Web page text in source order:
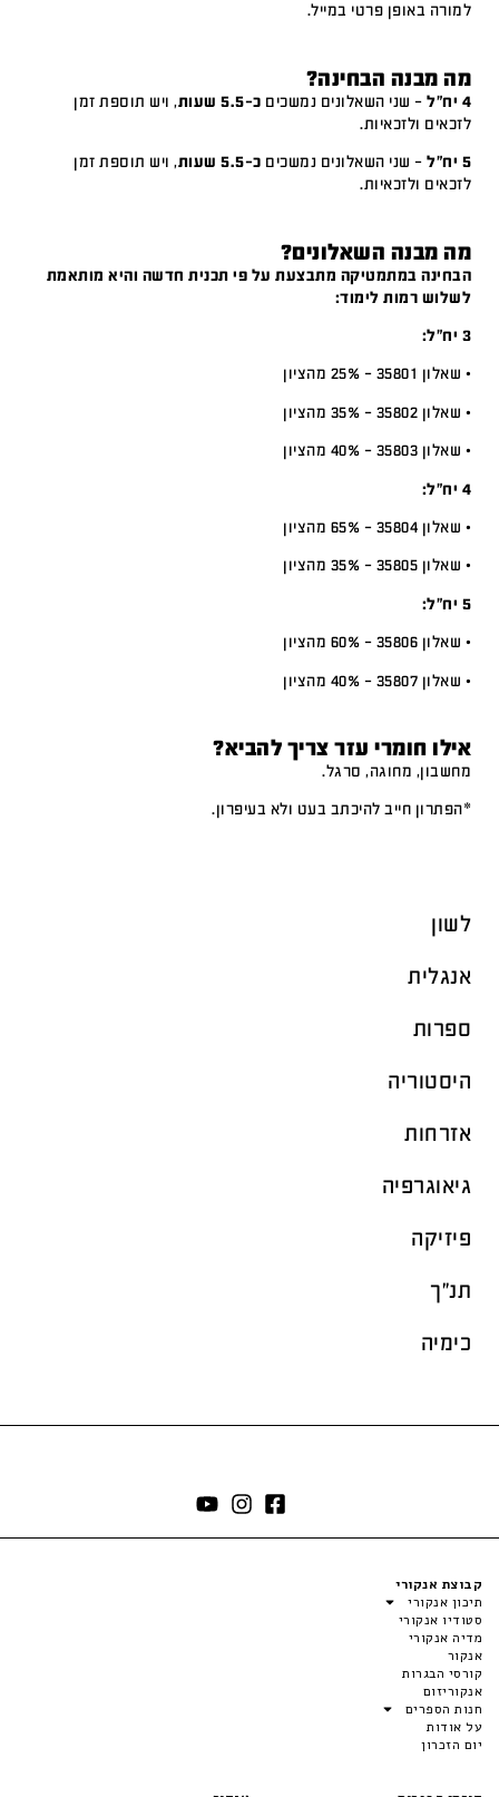
למורה באופן פרטי במייל.
מה מבנה הבחינה?
4 יח"ל – שני השאלונים נמשכים כ-5.5 שעות
, ויש תוספת זמן
לזכאים ולזכאיות.
5 יח"ל – שני השאלונים נמשכים כ-5.5 שעות
, ויש תוספת זמן
לזכאים ולזכאיות.
מה מבנה השאלונים?
הבחינה במתמטיקה מתבצעת על פי תכנית חדשה והיא מותאמת
לשלוש רמות לימוד:
3 יח”ל:
• שאלון 35801 – 25% מהציון
• שאלון 35802 – 35% מהציון
• שאלון 35803 – 40% מהציון
4 יח”ל:
• שאלון 35804 – 65% מהציון
• שאלון 35805 – 35% מהציון
5 יח”ל:
• שאלון 35806 – 60% מהציון
• שאלון 35807 – 40% מהציון
אילו חומרי עזר צריך להביא?
מחשבון, מחוגה, סרגל.
*הפתרון חייב להיכתב בעט ולא בעיפרון.
לשון
אנגלית
ספרות
היסטוריה
אזרחות
גיאוגרפיה
פיזיקה
תנ"ך
כימיה
קבוצת אנקורי
תיכון אנקורי
סטודיו אנקורי
מדיה אנקורי
אנקור
קורסי הבגרות
אנקוריזום
חנות הספרים
על אודות
יום הזכרון